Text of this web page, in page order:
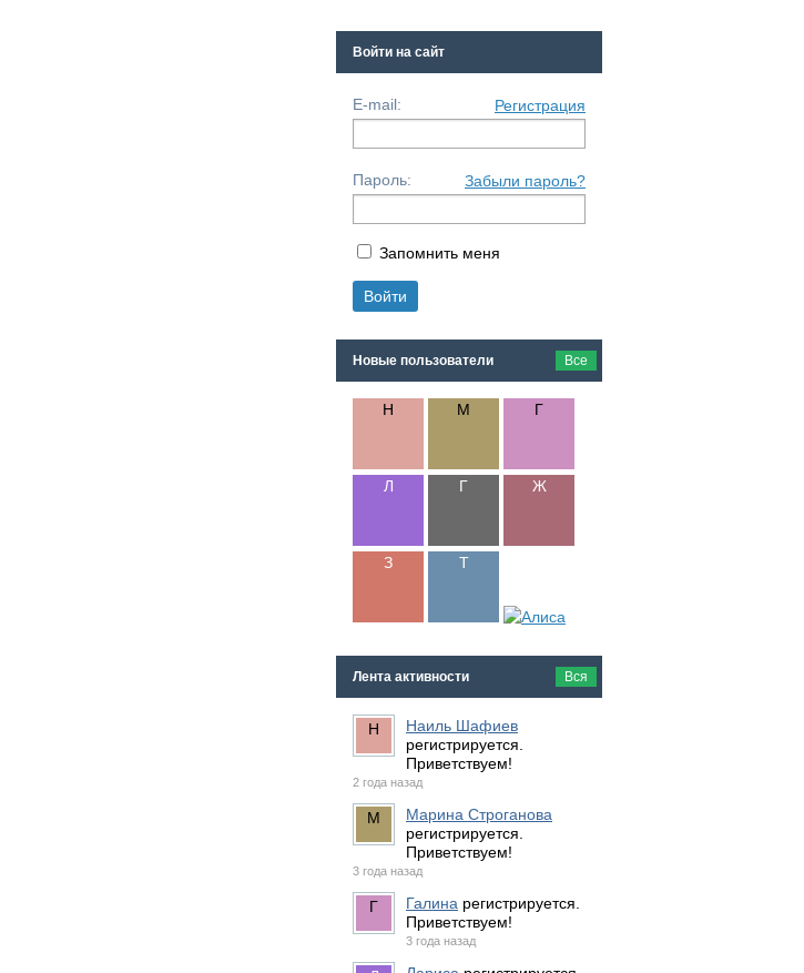
Войти на сайт
E-mail: Регистрация
Пароль: Забыли пароль?
Запомнить меня
Новые пользователи Все
Лента активности Вся
Наиль Шафиев
регистрируется.
Приветствуем!
2 года назад
Марина Строганова
регистрируется.
Приветствуем!
3 года назад
Галина регистрируется.
Приветствуем!
3 года назад